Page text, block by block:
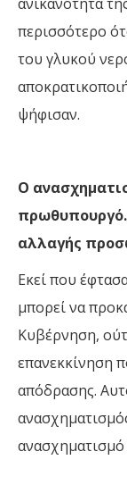
περισσότερο
του γλυκού
ψήφισαν.
Ο
αλλαγής
Εκεί που
μπορεί να
Κυβέρνηση,
επανεκκίνηση
απόδρασης.